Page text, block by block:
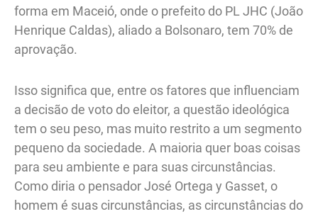
forma em Maceió, onde o prefeito do PL JHC (João
Henrique Caldas), aliado a Bolsonaro, tem 70% de
aprovação.
Isso significa que, entre os fatores que influenciam
a decisão de voto do eleitor, a questão ideológica
tem o seu peso, mas muito restrito a um segmento
pequeno da sociedade. A maioria quer boas coisas
para seu ambiente e para suas circunstâncias.
Como diria o pensador José Ortega y Gasset, o
homem é suas circunstâncias, as circunstâncias do